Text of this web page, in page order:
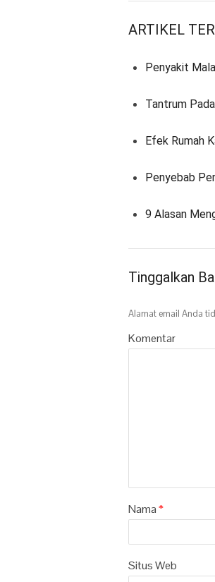
ARTIKEL
Penyakit
Tantrum
Efek Rumah
Penyebab
9 Alasan
Tinggalkan
Alamat email Anda
Komentar
Nama*
Situs Web